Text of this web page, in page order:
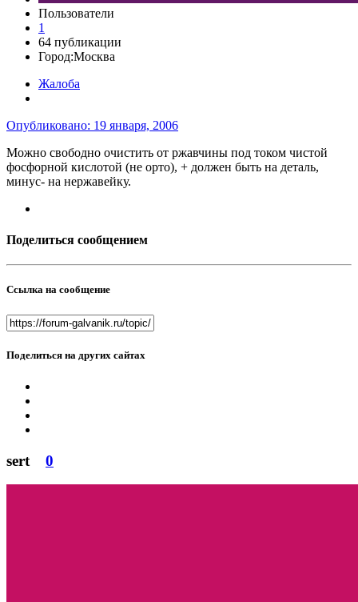
Пользователи
1
64 публикации
Город:Москва
Жалоба
Опубликовано: 19 января, 2006
Можно свободно очистить от ржавчины под током чистой
фосфорной кислотой (не орто), + должен быть на деталь,
минус- на нержавейку.
Поделиться сообщением
Ссылка на сообщение
Поделиться на других сайтах
sert 0